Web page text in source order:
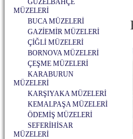
GÜZELBAHÇE
MÜZELERİ
BUCA MÜZELERİ
GAZİEMİR MÜZELERİ
ÇİĞLİ MÜZELERİ
BORNOVA MÜZELERİ
ÇEŞME MÜZELERİ
KARABURUN
MÜZELERİ
KARŞIYAKA MÜZELERİ
KEMALPAŞA MÜZELERİ
ÖDEMİŞ MÜZELERİ
SEFERİHİSAR
MÜZELERİ